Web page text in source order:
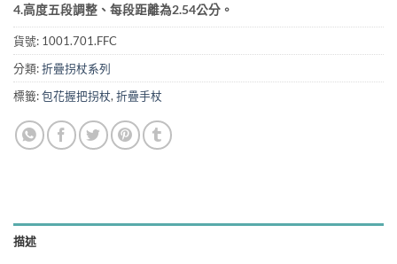
4.高度五段調整、每段距離為2.54公分。
貨號: 1001.701.FFC
分類:折疊拐杖系列
標籤:包花握把拐杖, 折疊手杖
描述